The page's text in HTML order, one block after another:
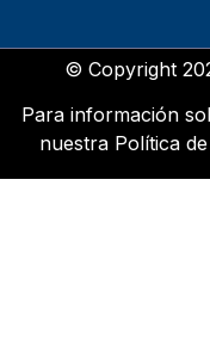
© Copyright
Para información
nuestra Política